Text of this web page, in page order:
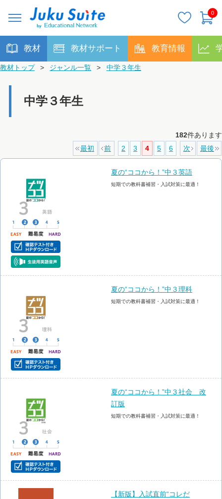
0
教材 教材サポート 教育情報
教材トップ > ジャンル一覧 > 中学３年生
中学３年生
182件あります
最初
前 2 3 4 5 6 次 最後
夏の“ココから！”中３英語
短期での教科書補習・入試対策に最適！
夏の“ココから！”中３理科
短期での教科書補習・入試対策に最適！
夏の“ココから！”中３社会 改
訂版
短期での教科書補習・入試対策に最適！
【新版】入試直前“コレだ